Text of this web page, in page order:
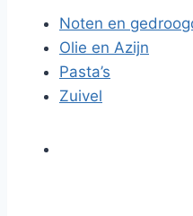
Noten en
Olie en Azijn
Pasta’s
Zuivel